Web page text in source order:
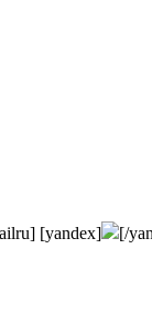
[yandex] [/